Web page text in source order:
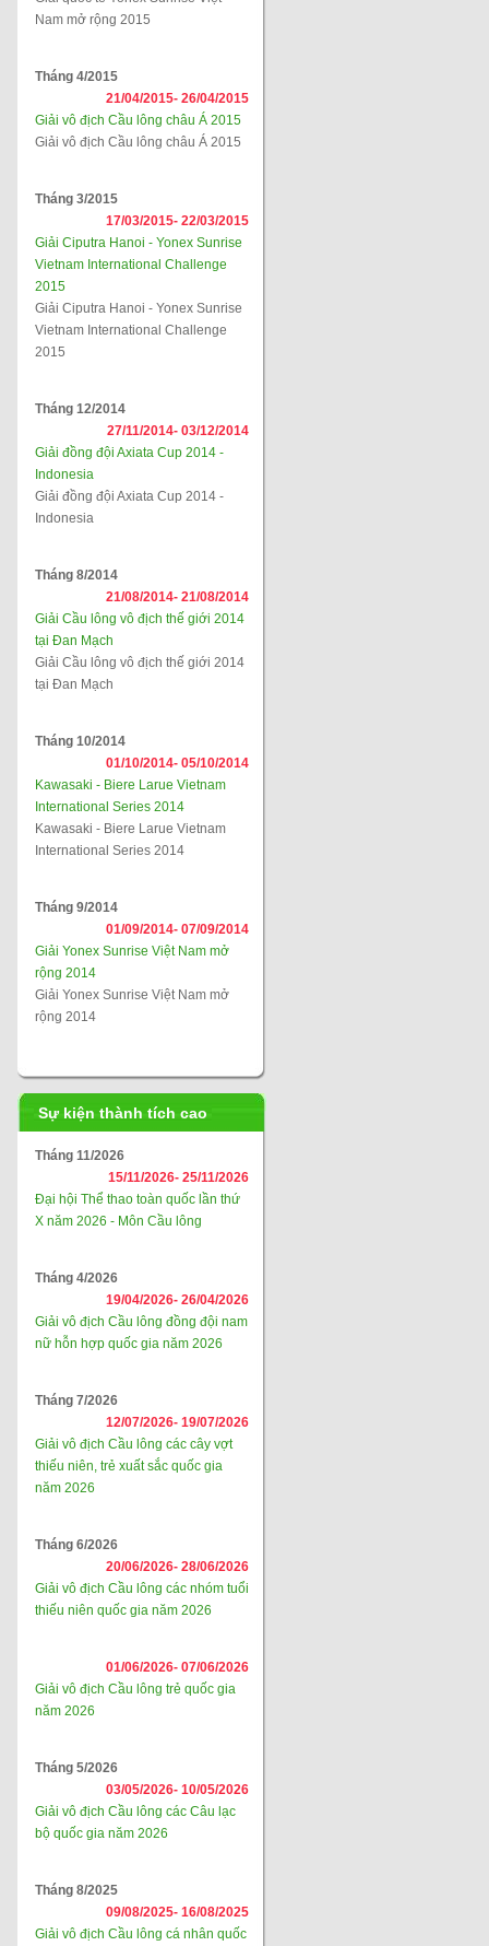
Nam mở rộng 2015
Tháng 4/2015
21/04/2015- 26/04/2015
Giải vô địch Cầu lông châu Á 2015
Giải vô địch Cầu lông châu Á 2015
Tháng 3/2015
17/03/2015- 22/03/2015
Giải Ciputra Hanoi - Yonex Sunrise
Vietnam International Challenge
2015
Giải Ciputra Hanoi - Yonex Sunrise
Vietnam International Challenge
2015
Tháng 12/2014
27/11/2014- 03/12/2014
Giải đồng đội Axiata Cup 2014 -
Indonesia
Giải đồng đội Axiata Cup 2014 -
Indonesia
Tháng 8/2014
21/08/2014- 21/08/2014
Giải Cầu lông vô địch thế giới 2014
tại Đan Mạch
Giải Cầu lông vô địch thế giới 2014
tại Đan Mạch
Tháng 10/2014
01/10/2014- 05/10/2014
Kawasaki - Biere Larue Vietnam
International Series 2014
Kawasaki - Biere Larue Vietnam
International Series 2014
Tháng 9/2014
01/09/2014- 07/09/2014
Giải Yonex Sunrise Việt Nam mở
rộng 2014
Giải Yonex Sunrise Việt Nam mở
rộng 2014
Sự kiện thành tích cao
Tháng 11/2026
15/11/2026- 25/11/2026
Đại hội Thể thao toàn quốc lần thứ
X năm 2026 - Môn Cầu lông
Tháng 4/2026
19/04/2026- 26/04/2026
Giải vô địch Cầu lông đồng đội nam
nữ hỗn hợp quốc gia năm 2026
Tháng 7/2026
12/07/2026- 19/07/2026
Giải vô địch Cầu lông các cây vợt
thiếu niên, trẻ xuất sắc quốc gia
năm 2026
Tháng 6/2026
20/06/2026- 28/06/2026
Giải vô địch Cầu lông các nhóm tuổi
thiếu niên quốc gia năm 2026
01/06/2026- 07/06/2026
Giải vô địch Cầu lông trẻ quốc gia
năm 2026
Tháng 5/2026
03/05/2026- 10/05/2026
Giải vô địch Cầu lông các Câu lạc
bộ quốc gia năm 2026
Tháng 8/2025
09/08/2025- 16/08/2025
Giải vô địch Cầu lông cá nhân quốc